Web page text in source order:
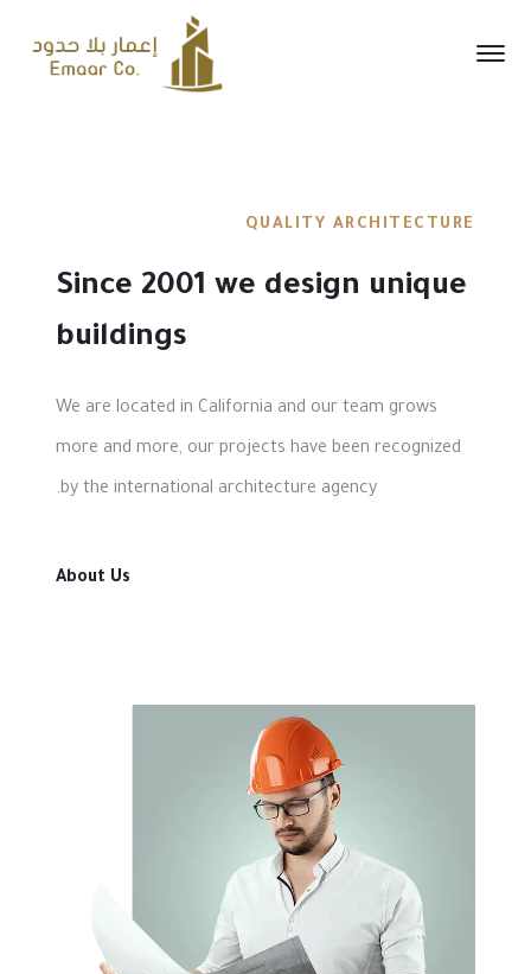
QUALITY ARCHITECTURE
Since 2001 we design unique
buildings
We are located in California and our team grows
more and more, our projects have been recognized
by the international architecture agency.
About Us